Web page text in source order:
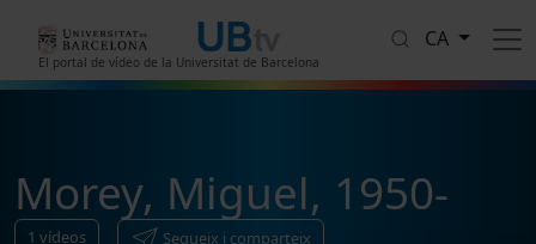
El portal de vídeo de la Universitat de Barcelona
CA
Morey, Miguel, 1950-
1 vídeos Segueix i comparteix